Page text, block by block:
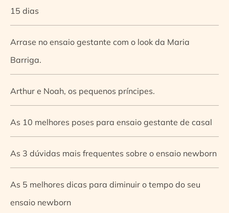
15 dias
Arrase no ensaio gestante com o look da Maria
Barriga.
Arthur e Noah, os pequenos príncipes.
As 10 melhores poses para ensaio gestante de casal
As 3 dúvidas mais frequentes sobre o ensaio newborn
As 5 melhores dicas para diminuir o tempo do seu
ensaio newborn